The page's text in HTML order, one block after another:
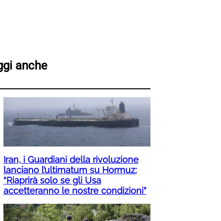
anche
Iran, i Guardiani della rivoluzione
lanciano l’ultimatum su Hormuz:
“Riaprirà solo se gli Usa
accetteranno le nostre condizioni”